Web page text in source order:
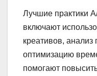
Лучшие практики
включают
креативов, анализ
оптимизацию
помогают